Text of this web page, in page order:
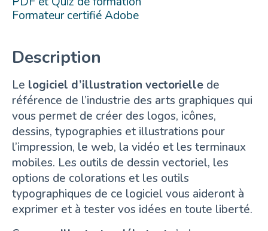
Formateur certifié Adobe
Description
Le logiciel d’illustration vectorielle de
référence de l’industrie des arts graphiques qui
vous permet de créer des logos, icônes,
dessins, typographies et illustrations pour
l’impression, le web, la vidéo et les terminaux
mobiles. Les outils de dessin vectoriel, les
options de colorations et les outils
typographiques de ce logiciel vous aideront à
exprimer et à tester vos idées en toute liberté.